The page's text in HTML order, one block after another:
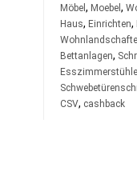
Möbel , Moebel ,
Haus, Einrichten,
Bettanlagen,
Esszimmerstühle
CSV, cashback